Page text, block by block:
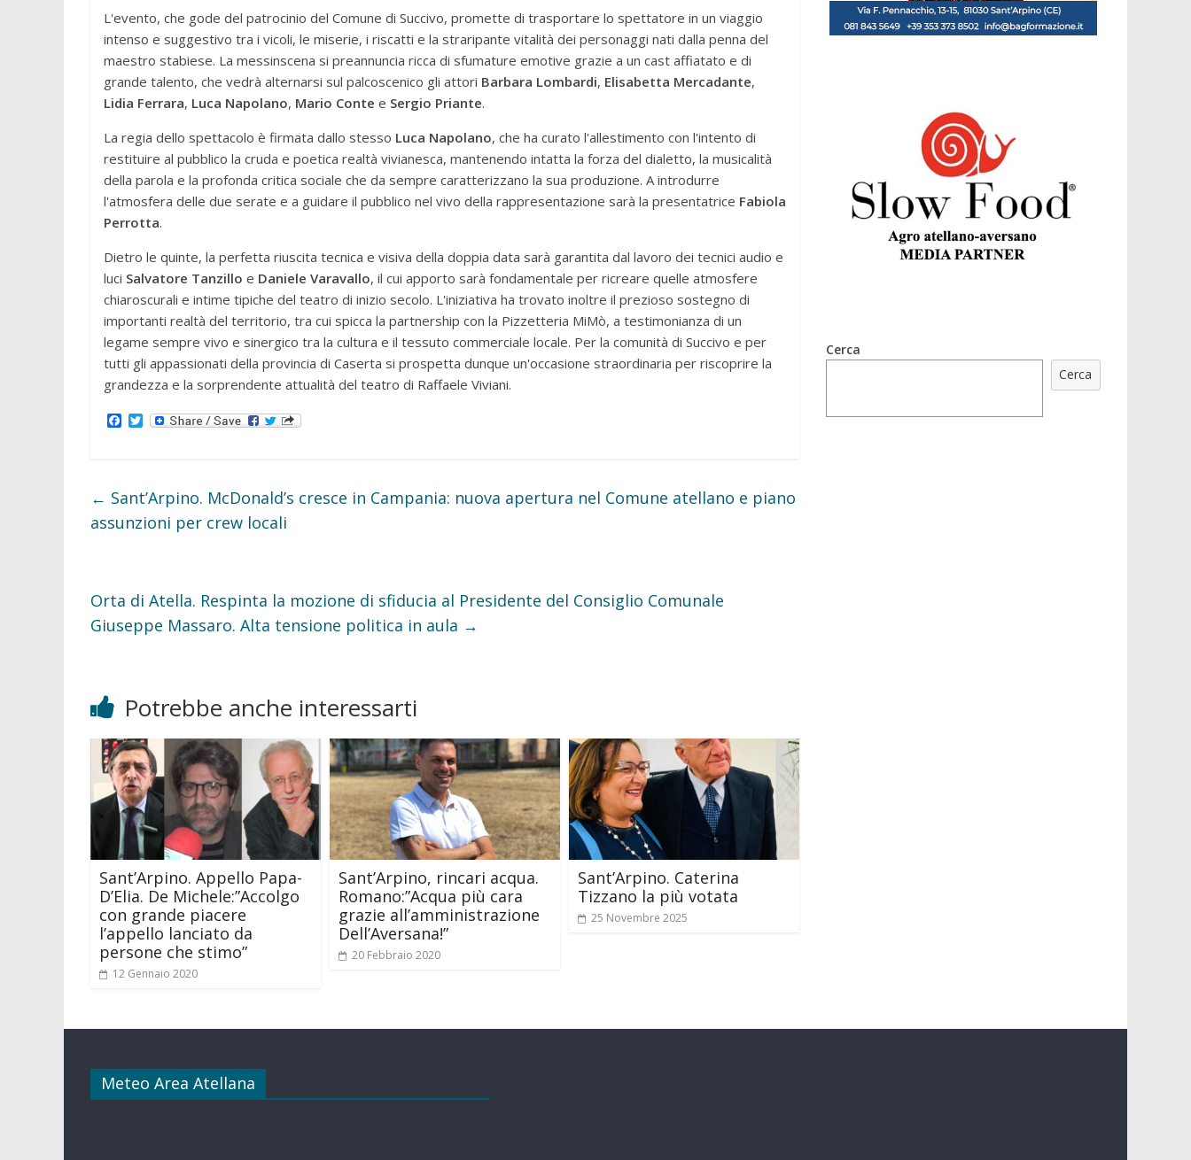
L'evento, che gode del patrocinio del Comune di Succivo, promette di trasportare lo spettatore in un viaggio
intenso e suggestivo tra i vicoli, le miserie, i riscatti e la straripante vitalità dei personaggi nati dalla penna del
maestro stabiese. La messinscena si preannuncia ricca di sfumature emotive grazie a un cast affiatato e di
grande talento, che vedrà alternarsi sul palcoscenico gli attori Barbara Lombardi, Elisabetta Mercadante,
Lidia Ferrara, Luca Napolano, Mario Conte e Sergio Priante.
La regia dello spettacolo è firmata dallo stesso Luca Napolano, che ha curato l'allestimento con l'intento di
restituire al pubblico la cruda e poetica realtà vivianesca, mantenendo intatta la forza del dialetto, la musicalità
della parola e la profonda critica sociale che da sempre caratterizzano la sua produzione. A introdurre
l'atmosfera delle due serate e a guidare il pubblico nel vivo della rappresentazione sarà la presentatrice Fabiola
Perrotta.
Dietro le quinte, la perfetta riuscita tecnica e visiva della doppia data sarà garantita dal lavoro dei tecnici audio e
luci Salvatore Tanzillo e Daniele Varavallo, il cui apporto sarà fondamentale per ricreare quelle atmosfere
chiaroscurali e intime tipiche del teatro di inizio secolo. L'iniziativa ha trovato inoltre il prezioso sostegno di
importanti realtà del territorio, tra cui spicca la partnership con la Pizzetteria MiMò, a testimonianza di un
legame sempre vivo e sinergico tra la cultura e il tessuto commerciale locale. Per la comunità di Succivo e per
tutti gli appassionati della provincia di Caserta si prospetta dunque un'occasione straordinaria per riscoprire la
grandezza e la sorprendente attualità del teatro di Raffaele Viviani.
o
o
k
T
e
r
← Sant’Arpino. McDonald’s cresce in Campania: nuova apertura nel Comune atellano e piano
assunzioni per crew locali
Orta di Atella. Respinta la mozione di sfiducia al Presidente del Consiglio Comunale
Giuseppe Massaro. Alta tensione politica in aula →
Potrebbe anche interessarti
Sant’Arpino. Appello Papa-
D’Elia. De Michele:”Accolgo
con grande piacere
l’appello lanciato da
persone che stimo”
12 Gennaio 2020
Sant’Arpino, rincari acqua.
Romano:”Acqua più cara
grazie all’amministrazione
Dell’Aversana!”
20 Febbraio 2020
Sant’Arpino. Caterina
Tizzano la più votata
25 Novembre 2025
Cerca
Cerca
Meteo Area Atellana